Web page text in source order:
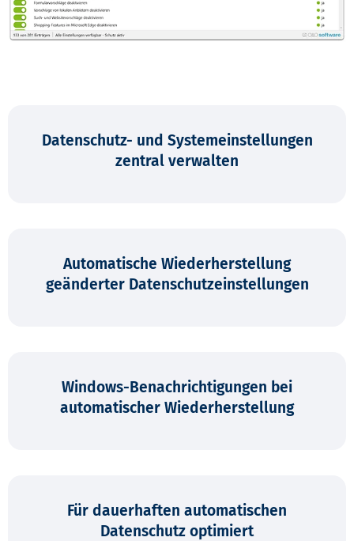
Datenschutz- und System­einstellungen
zentral verwalten
Automatische Wieder­herstellung
geänderter Datenschutz­einstellungen
Windows-Benachrichti­gungen bei
automatischer Wieder­herstellung
Für dauerhaften automatischen
Datenschutz optimiert